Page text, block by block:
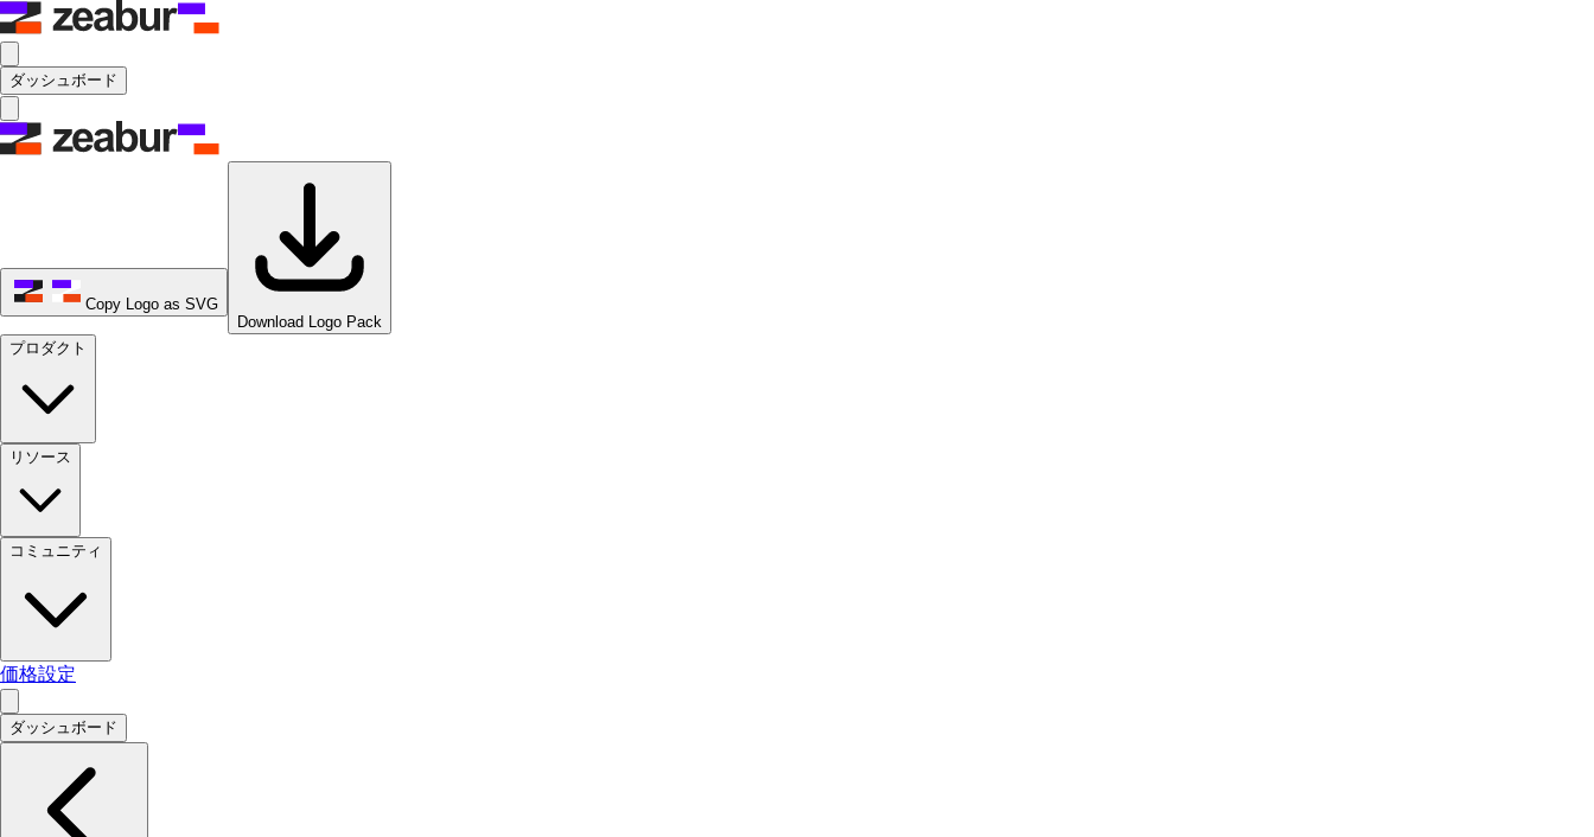
ダッシュボード
Copy Logo as SVG
Download Logo Pack
プロダクト
リソース
コミュニティ
価格設定
ダッシュボード